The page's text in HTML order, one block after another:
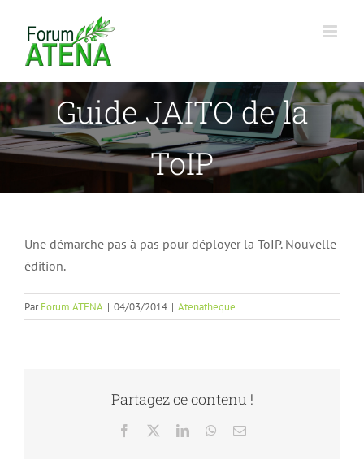
contenu
Guide JAITO de la
ToIP
Une démarche pas à pas pour déployer la ToIP. Nouvelle
édition.
ParForum ATENA | 04/03/2014 | Atenatheque
Partagez ce contenu !
Facebook LinkedInWhatsApp
Email